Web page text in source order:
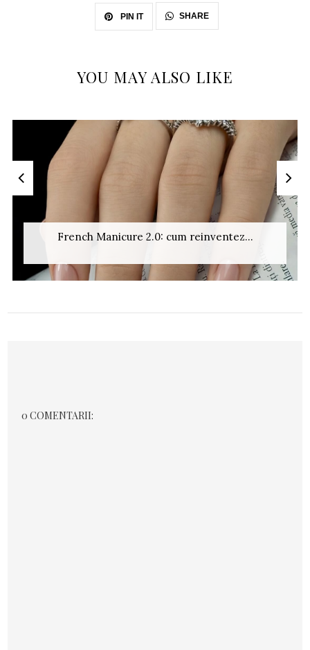
PIN IT SHARE
YOU MAY ALSO LIKE
French Manicure 2.0: cum reinventez...
0 COMENTARII: